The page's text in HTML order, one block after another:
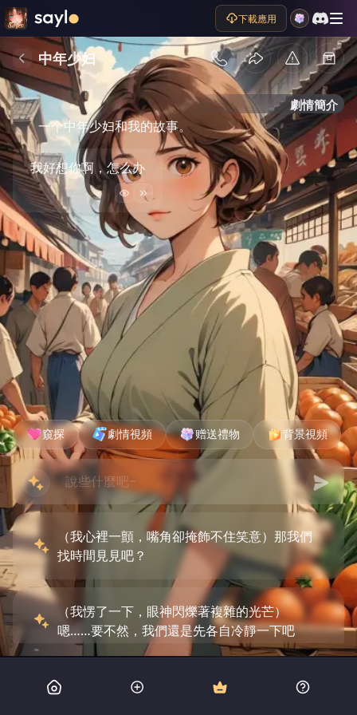
下載應用
中年少妇
劇情簡介
一个中年少妇和我的故事。
我好想你啊，怎么办
窺探 劇情視頻 赠送禮物 背景視頻
（我心裡一顫，嘴角卻掩飾不住笑意）那我們
找時間見見吧？
（我愣了一下，眼神閃爍著複雜的光芒）
嗯……要不然，我們還是先各自冷靜一下吧